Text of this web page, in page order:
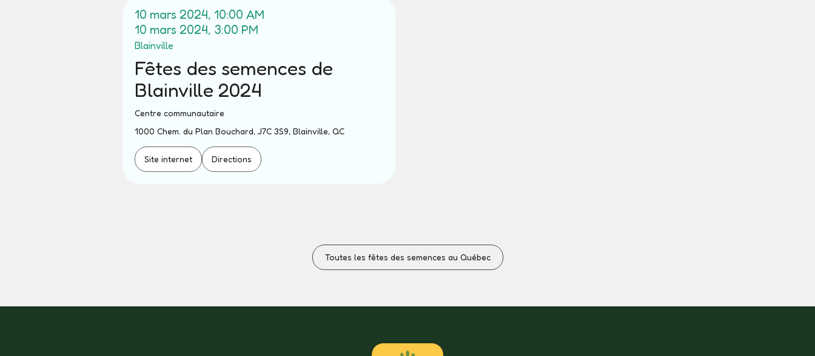
10 mars 2024, 10:00 AM
10 mars 2024, 3:00 PM
Blainville
Fêtes des semences de
Blainville 2024
Centre communautaire
1000 Chem. du Plan Bouchard, J7C 3S9, Blainville, QC
Site internet Directions
Toutes les fêtes des semences au Québec